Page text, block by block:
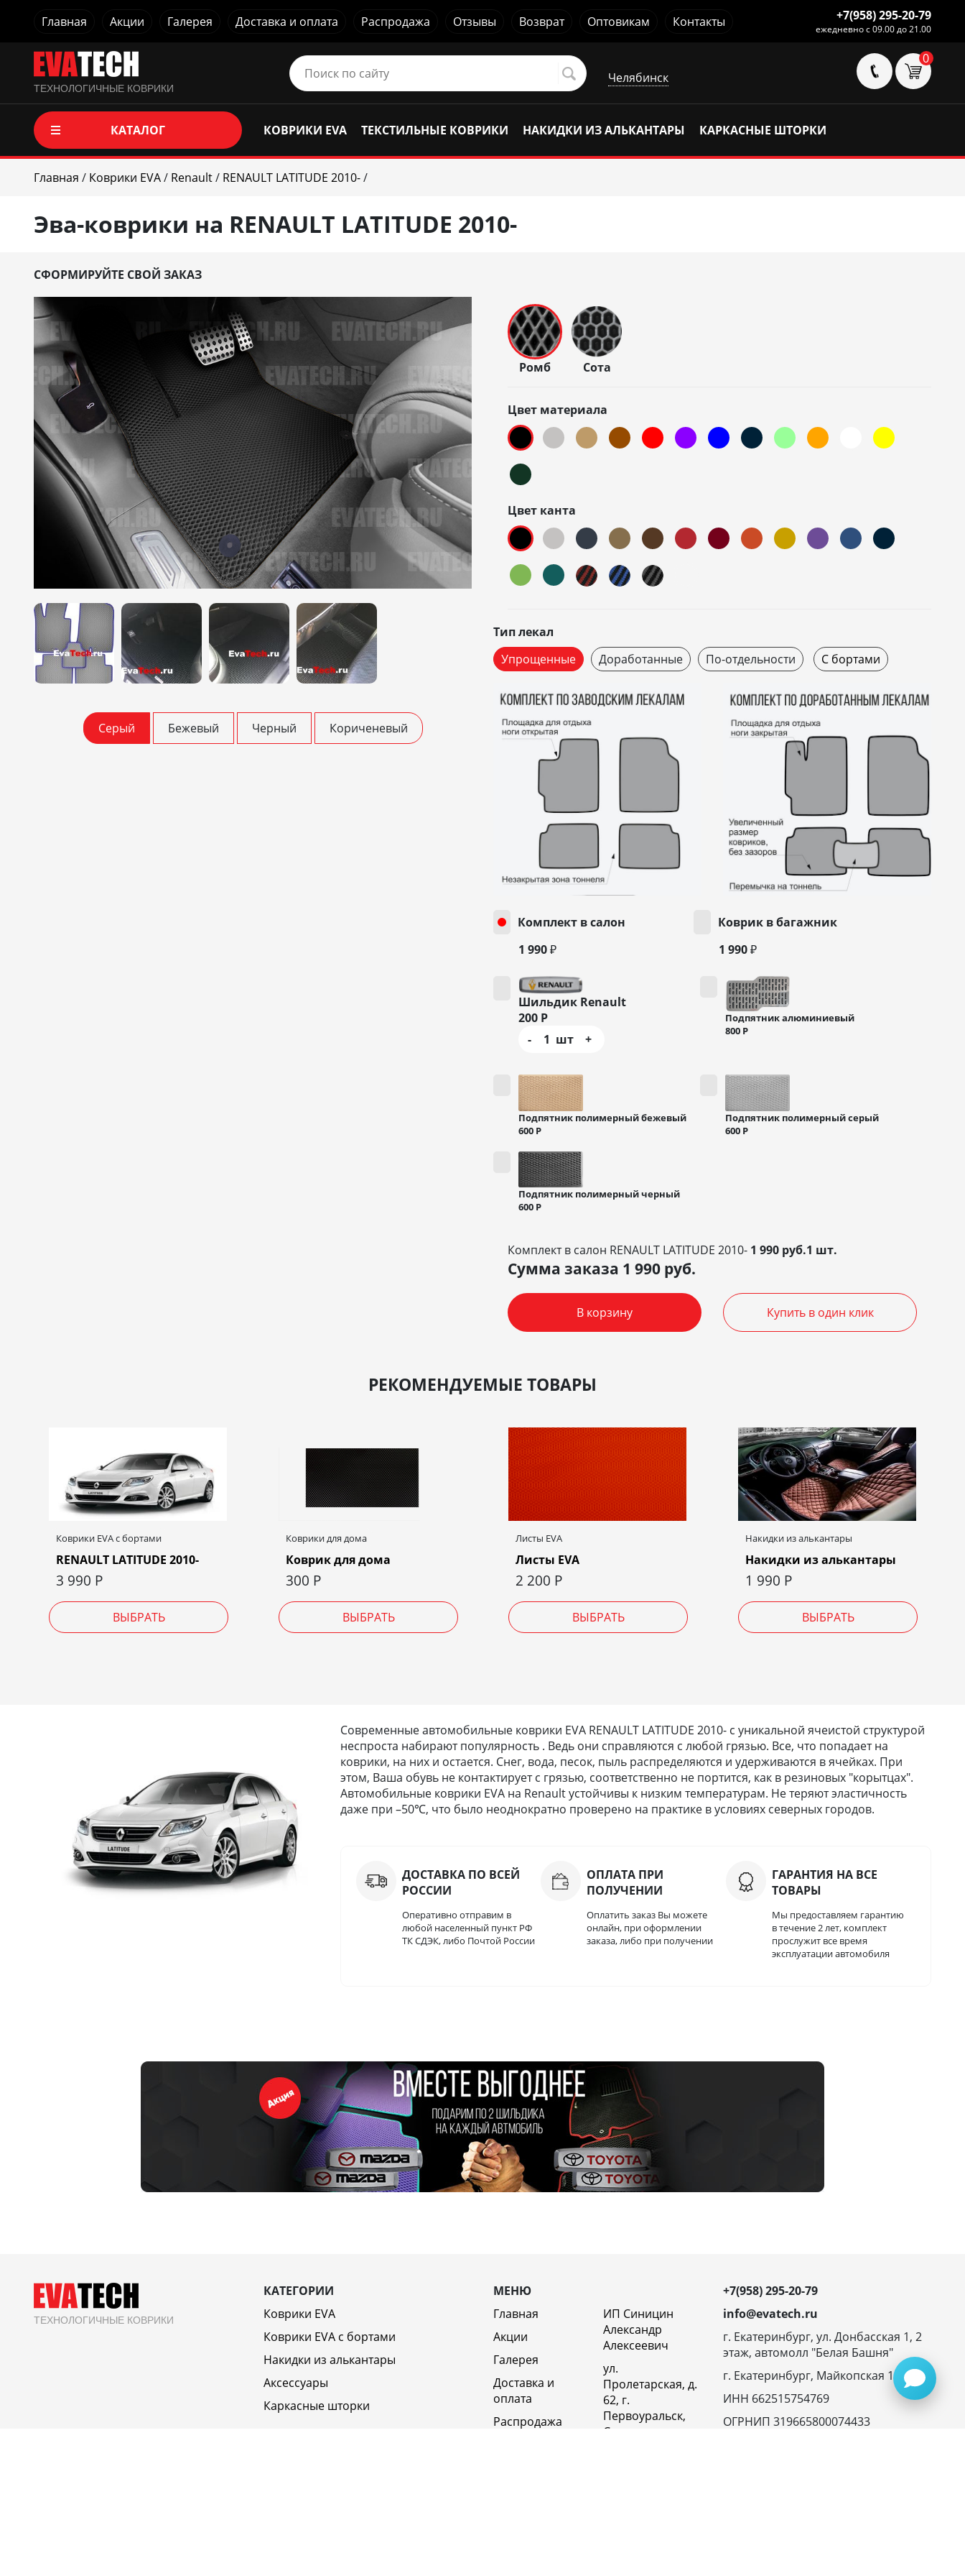
Главная Акции Галерея Доставка и оплата Распродажа Отзывы Возврат Оптовикам Контакты +7(958) 295-20-79
ежедневно с 09.00 до 21.00
ТЕХНОЛОГИЧНЫЕ КОВРИКИ
Челябинск
0
КАТАЛОГ КОВРИКИ EVA ТЕКСТИЛЬНЫЕ КОВРИКИ НАКИДКИ ИЗ АЛЬКАНТАРЫ КАРКАСНЫЕ ШТОРКИ
Главная / Коврики EVA/ Renault/ RENAULT LATITUDE 2010-/
Эва-коврики на RENAULT LATITUDE 2010-
СФОРМИРУЙТЕ СВОЙ ЗАКАЗ
Серый Бежевый Черный Кориченевый
Ромб Сота
Цвет материала
Цвет канта
Тип лекал
Упрощенные
Доработанные По-отдельности С бортами
Комплект в салон
1 990 ₽
Коврик в багажник
1 990 ₽
Шильдик Renault
200 Р
-
1 шт +
Подпятник алюминиевый
800 Р
Подпятник полимерный бежевый
600 Р
Подпятник полимерный серый
600 Р
Подпятник полимерный черный
600 Р
Комплект в салон RENAULT LATITUDE 2010- 1 990 руб.1 шт.
Сумма заказа 1 990 руб.
В корзину Купить в один клик
РЕКОМЕНДУЕМЫЕ ТОВАРЫ
Коврики EVA c бортами
RENAULT LATITUDE 2010-
3 990 Р
ВЫБРАТЬ
Коврики для дома
Коврик для дома
300 Р
ВЫБРАТЬ
Листы EVA
Листы EVA
2 200 Р
ВЫБРАТЬ
Накидки из алькантары
Накидки из алькантары
1 990 Р
ВЫБРАТЬ
Современные автомобильные коврики EVA RENAULT LATITUDE 2010- с уникальной ячеистой структурой
неспроста набирают популярность . Ведь они справляются с любой грязью. Все, что попадает на
коврики, на них и остается. Снег, вода, песок, пыль распределяются и удерживаются в ячейках. При
этом, Ваша обувь не контактирует с грязью, соответственно не портится, как в резиновых "корытцах".
Автомобильные коврики EVA на Renault устойчивы к низким температурам. Не теряют эластичность
даже при –50℃, что было неоднократно проверено на практике в условиях северных городов.
ДОСТАВКА ПО ВСЕЙ
РОССИИ
Оперативно отправим в
любой населенный пункт РФ
ТК СДЭК, либо Почтой России
ОПЛАТА ПРИ
ПОЛУЧЕНИИ
Оплатить заказ Вы можете
онлайн, при оформлении
заказа, либо при получении
ГАРАНТИЯ НА ВСЕ
ТОВАРЫ
Мы предоставляем гарантию
в течение 2 лет, комплект
прослужит все время
эксплуатации автомобиля
ТЕХНОЛОГИЧНЫЕ КОВРИКИ
КАТЕГОРИИ
Коврики EVA
Коврики EVA c бортами
Накидки из алькантары
Аксессуары
Каркасные шторки
МЕНЮ
Главная
Акции
Галерея
Доставка и
оплата
Распродажа
ИП Синицин
Александр
Алексеевич
ул.
Пролетарская, д.
62, г.
Первоуральск,
Свердловская
+7(958) 295-20-79
info@evatech.ru
г. Екатеринбург, ул. Донбасская 1, 2
этаж, автомолл "Белая Башня"
г. Екатеринбург, Майкопская 10
ИНН 662515754769
ОГРНИП 319665800074433